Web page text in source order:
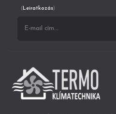
(Leiratkozás)